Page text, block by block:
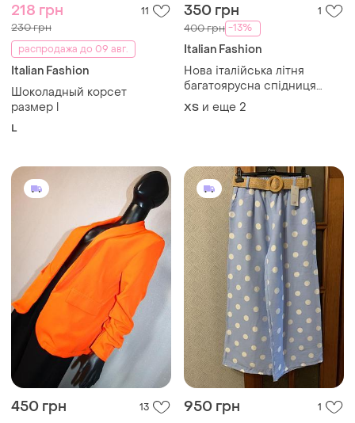
218 грн 11
230 грн
распродажа до 09 авг.
Italian Fashion
Шоколадный корсет
размер l
L
350 грн 1
400 грн -13%
Italian Fashion
Нова італійська літня
багатоярусна спідниця
прошва валани розмір s-m
ХS и еще 2
450 грн 13 950 грн 1